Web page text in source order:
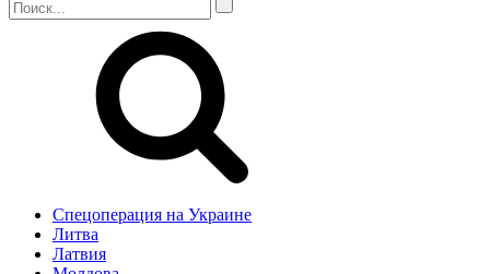
Спецоперация на Украине
Литва
Латвия